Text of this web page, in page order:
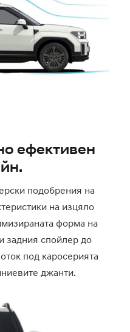
ефективен
подобрения на
на изцяло
форма на
задния спойлер до
под каросерията
джанти.